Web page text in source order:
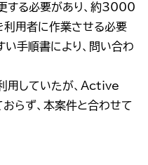
する必要があり、約3000
利用者に作業させる必要
い手順書により、問い合わ
していたが、Active
らず、本案件と合わせて